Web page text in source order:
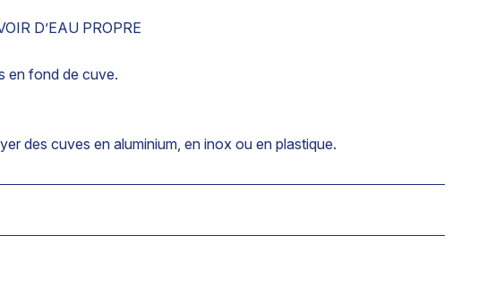
D’EAU PROPRE
en fond de cuve.
des cuves en aluminium, en inox ou en plastique.